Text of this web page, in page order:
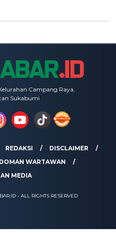
Campang Raya,
Sukabumi
REDAKSI
DISCLAIMER
WARTAWAN
MEDIA
- ALL RIGHTS RESERVED